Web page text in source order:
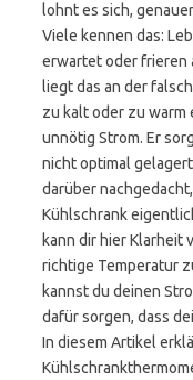
lohnt es sich,
Viele kennen das:
erwartet oder frieren
liegt das an der
zu kalt oder zu
unnötig Strom. Er
nicht optimal
darüber
Kühlschrank
kann dir hier Klarheit
richtige Temperatur
kannst du deinen
dafür sorgen, dass
In diesem Artikel